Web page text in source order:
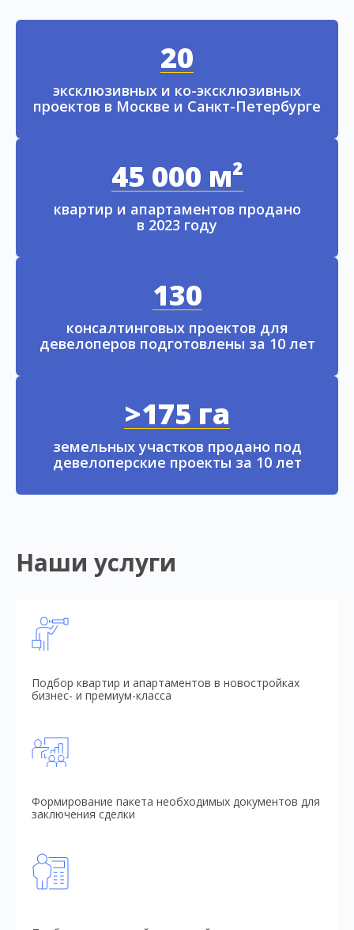
20
эксклюзивных и ко-эксклюзивных
проектов в Москве и Санкт-Петербурге
45 000 м²
квартир и апартаментов продано
в 2023 году
130
консалтинговых проектов для
девелоперов подготовлены за 10 лет
>175 га
земельных участков продано под
девелоперские проекты за 10 лет
Наши услуги
Подбор квартир и апартаментов в новостройках
бизнес- и премиум-класса
Формирование пакета необходимых документов для
заключения сделки